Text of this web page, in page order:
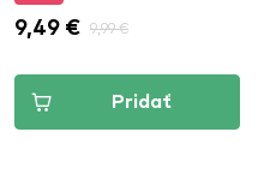
9,49 € 9,99 €
Pridať